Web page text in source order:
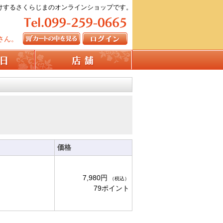
るさくらじまのオンラインショップです。
099-259-0665
ログイン
カートの中を見る
。
価格
7,980円 （税込）
79ポイント